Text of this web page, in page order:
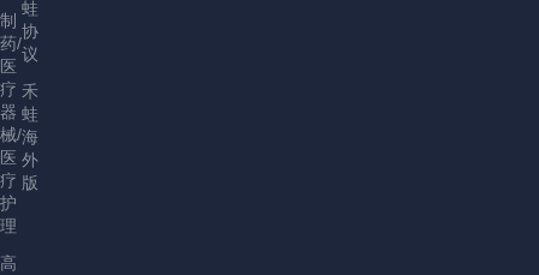
制
药/
医
疗
器
械/
医
疗
护
理
高
蛙
协
议
禾
蛙
海
外
版